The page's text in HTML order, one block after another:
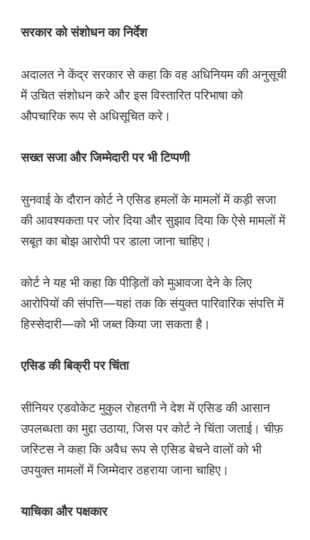
सरकार को संशोधन का निर्देश
अदालत ने केंद्र सरकार से कहा कि वह अधिनियम की अनुसूची
में उचित संशोधन करे और इस विस्तारित परिभाषा को
औपचारिक रूप से अधिसूचित करे।
सख्त सजा और जिम्मेदारी पर भी टिप्पणी
सुनवाई के दौरान कोर्ट ने एसिड हमलों के मामलों में कड़ी सजा
की आवश्यकता पर जोर दिया और सुझाव दिया कि ऐसे मामलों में
सबूत का बोझ आरोपी पर डाला जाना चाहिए।
कोर्ट ने यह भी कहा कि पीड़ितों को मुआवजा देने के लिए
आरोपियों की संपत्ति—यहां तक कि संयुक्त पारिवारिक संपत्ति में
हिस्सेदारी—को भी जब्त किया जा सकता है।
एसिड की बिक्री पर चिंता
सीनियर एडवोकेट मुकुल रोहतगी ने देश में एसिड की आसान
उपलब्धता का मुद्दा उठाया, जिस पर कोर्ट ने चिंता जताई। चीफ़
जस्टिस ने कहा कि अवैध रूप से एसिड बेचने वालों को भी
उपयुक्त मामलों में जिम्मेदार ठहराया जाना चाहिए।
याचिका और पक्षकार